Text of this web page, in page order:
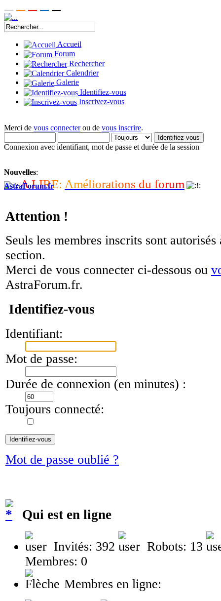
Accueil
Forum
Rechercher
Calendrier
Galerie
Identifiez-vous
Inscrivez-vous
Merci de vous connecterou de vous inscrire.
Connexion avec identifiant, mot de passe et durée de la session
Nouvelles:
A LIRE: Améliorations du forum
AstraForum.fr
Attention !
Seuls les membres inscrits sont autorisés
section.
Merci de vous connecter ci-dessous ou
AstraForum.fr.
Identifiez-vous
Identifiant:
Mot de passe:
Durée de connexion (en minutes) :
Toujours connecté:
Mot de passe oublié ?
Qui est en ligne
Invités: 392
Robots: 13
Membres: 0
Membres en ligne: